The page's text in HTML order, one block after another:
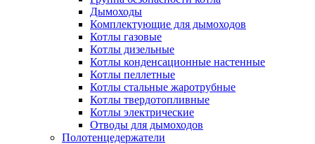
Дымоходы
Комплектующие для дымоходов
Котлы газовые
Котлы дизельные
Котлы конденсационные настенные
Котлы пеллетные
Котлы стальные жаротрубные
Котлы твердотопливные
Котлы электрические
Отводы для дымоходов
Полотенцедержатели